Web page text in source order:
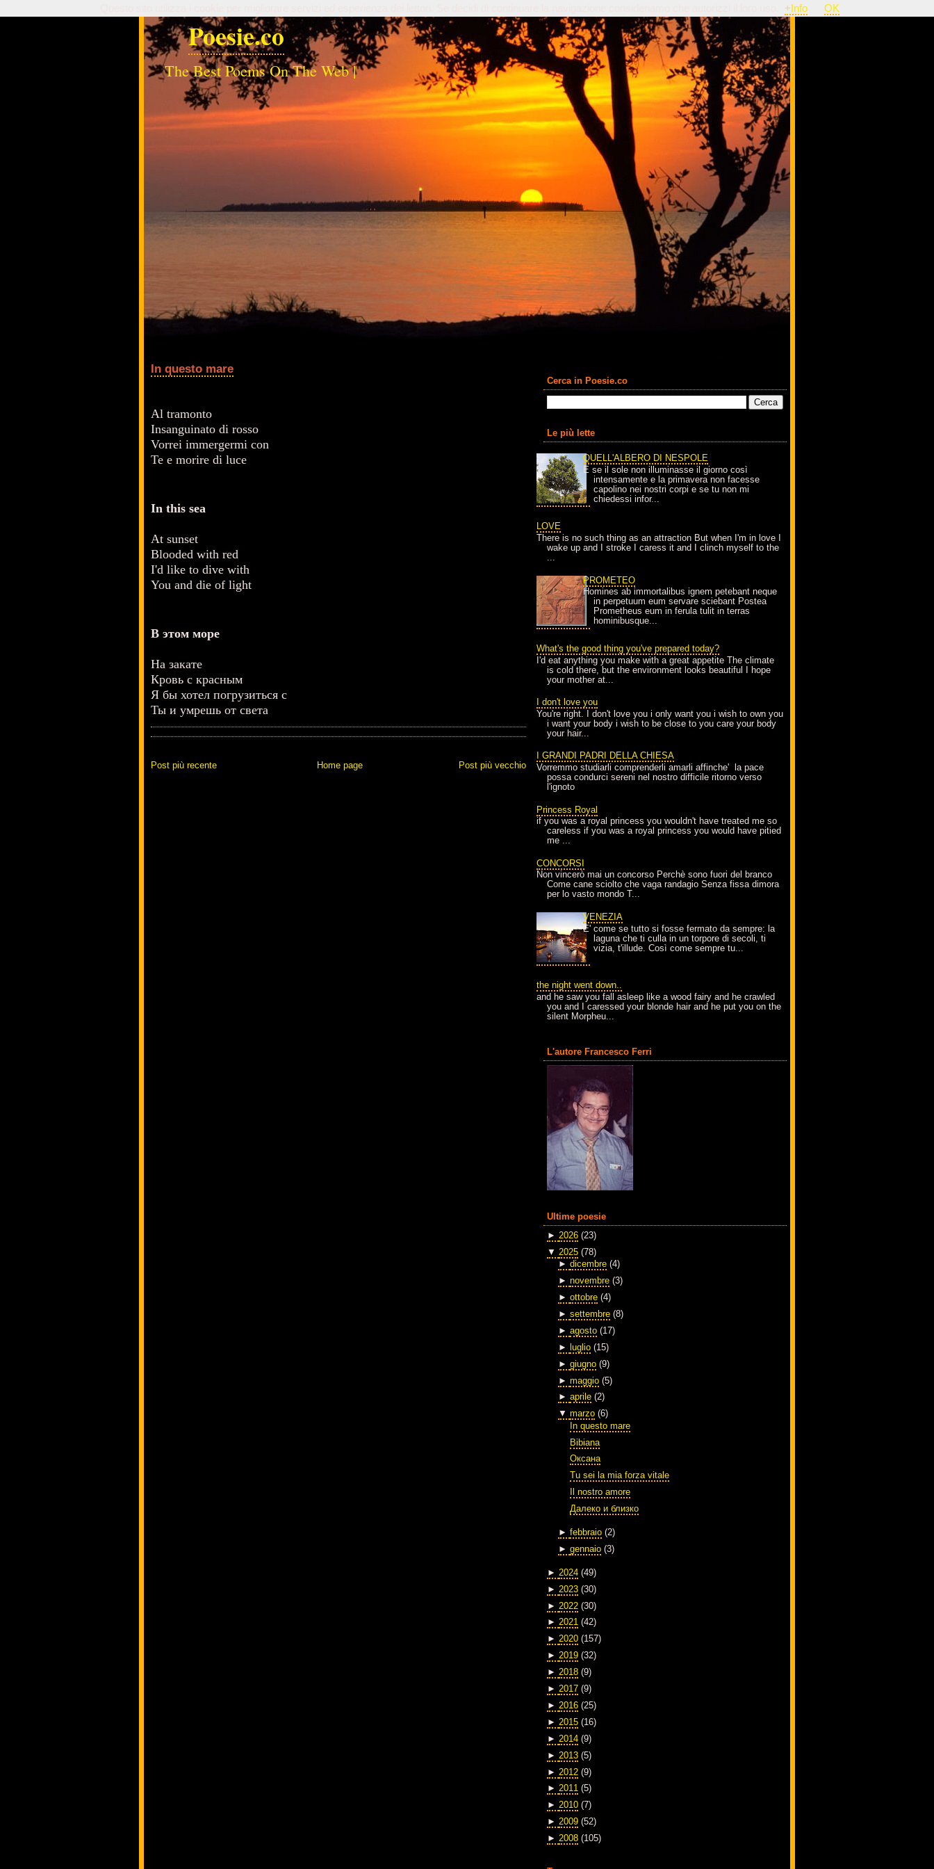
Poesie.co
The Best Poems On The Web |
In questo mare
Al tramonto
Insanguinato di rosso
Vorrei immergermi con
Te e morire di luce
In this sea
At sunset
Blooded with red
I'd like to dive with
You and die of light
В этом море
На закате
Кровь с красным
Я бы хотел погрузиться с
Ты и умрешь от света
Post più recente Post più vecchio
Home page
Cerca in Poesie.co
Le più lette
QUELL'ALBERO DI NESPOLE
E se il sole non illuminasse il giorno così
intensamente e la primavera non facesse
capolino nei nostri corpi e se tu non mi
chiedessi infor...
LOVE
There is no such thing as an attraction But when I'm in love I
wake up and I stroke I caress it and I clinch myself to the
...
PROMETEO
Homines ab immortalibus ignem petebant neque
in perpetuum eum servare sciebant Postea
Prometheus eum in ferula tulit in terras
hominibusque...
What's the good thing you've prepared today?
I'd eat anything you make with a great appetite The climate
is cold there, but the environment looks beautiful I hope
your mother at...
I don't love you
You're right. I don't love you i only want you i wish to own you
i want your body i wish to be close to you care your body
your hair...
I GRANDI PADRI DELLA CHIESA
Vorremmo studiarli comprenderli amarli affinche' la pace
possa condurci sereni nel nostro difficile ritorno verso
l'ignoto
Princess Royal
if you was a royal princess you wouldn't have treated me so
careless if you was a royal princess you would have pitied
me ...
CONCORSI
Non vincerò mai un concorso Perchè sono fuori del branco
Come cane sciolto che vaga randagio Senza fissa dimora
per lo vasto mondo T...
VENEZIA
E' come se tutto si fosse fermato da sempre: la
laguna che ti culla in un torpore di secoli, ti
vizia, t'illude. Così come sempre tu...
the night went down..
and he saw you fall asleep like a wood fairy and he crawled
you and I caressed your blonde hair and he put you on the
silent Morpheu...
L'autore Francesco Ferri
Ultime poesie
► 2026 (23)
▼ 2025 (78)
► dicembre (4)
► novembre (3)
► ottobre (4)
► settembre (8)
► agosto (17)
► luglio (15)
► giugno (9)
► maggio (5)
► aprile (2)
▼ marzo (6)
In questo mare
Bibiana
Оксана
Tu sei la mia forza vitale
Il nostro amore
Далеко и близко
► febbraio (2)
► gennaio (3)
► 2024 (49)
► 2023 (30)
► 2022 (30)
► 2021 (42)
► 2020 (157)
► 2019 (32)
► 2018 (9)
► 2017 (9)
► 2016 (25)
► 2015 (16)
► 2014 (9)
► 2013 (5)
► 2012 (9)
► 2011 (5)
► 2010 (7)
► 2009 (52)
► 2008 (105)
+Info OK